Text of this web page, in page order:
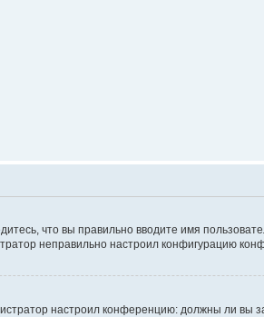
что вы правильно вводите имя
неправильно настроил конфигурацию
настроил конференцию: должны ли